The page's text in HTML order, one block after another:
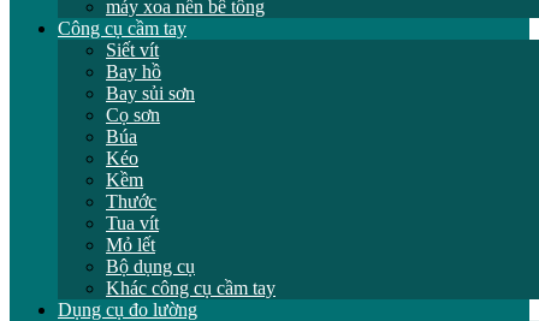
máy xoa nền bê tông
Công cụ cầm tay
Siết vít
Bay hồ
Bay sủi sơn
Cọ sơn
Búa
Kéo
Kềm
Thước
Tua vít
Mỏ lết
Bộ dụng cụ
Khác công cụ cầm tay
Dụng cụ đo lường